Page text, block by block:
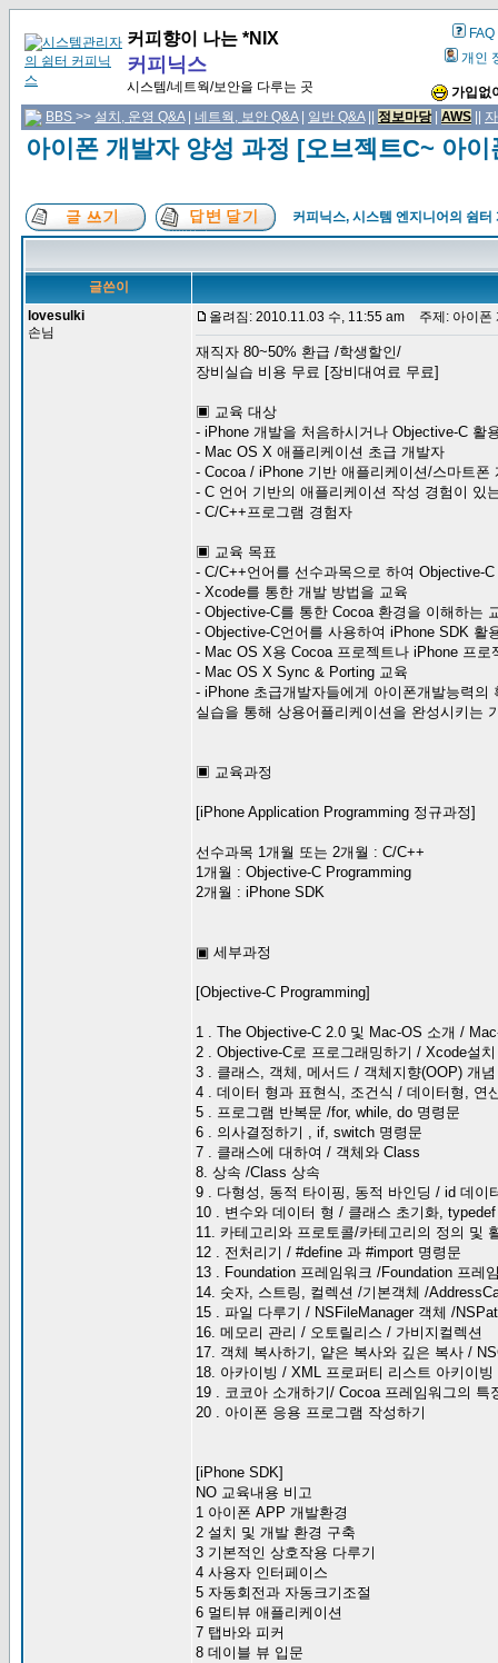
커피향이 나는 *NIX
커피닉스
시스템/네트웍/보안을 다루는 곳
FAQ
개인
가입없
BBS >> 설치, 운영 Q&A| 네트웍, 보안 Q&A| 일반 Q&A|| 정보마당| AWS
아이폰 개발자 양성 과정 [오브젝트C~ 아
커피닉스, 시스템 엔지니어의 쉼터
글쓴이
lovesulki
손님
올려짐: 2010.11.03 수, 11:55 am 주제: 아이폰
재직자 80~50% 환급 /학생할인/
장비실습 비용 무료 [장비대여료 무료]
▣ 교육 대상
- iPhone 개발을 처음하시거나 Objective-C 활
- Mac OS X 애플리케이션 초급 개발자
- Cocoa / iPhone 기반 애플리케이션/스마트폰
- C 언어 기반의 애플리케이션 작성 경험이 있
- C/C++프로그램 경험자
▣ 교육 목표
- C/C++언어를 선수과목으로 하여 Objective-
- Xcode를 통한 개발 방법을 교육
- Objective-C를 통한 Cocoa 환경을 이해하는
- Objective-C언어를 사용하여 iPhone SDK 활
- Mac OS X용 Cocoa 프로젝트나 iPhone 프로
- Mac OS X Sync & Porting 교육
- iPhone 초급개발자들에게 아이폰개발능력의
실습을 통해 상용어플리케이션을 완성시키는
▣ 교육과정
[iPhone Application Programming 정규과정]
선수과목 1개월 또는 2개월 : C/C++
1개월 : Objective-C Programming
2개월 : iPhone SDK
▣ 세부과정
[Objective-C Programming]
1 . The Objective-C 2.0 및 Mac-OS 소개 /
2 . Objective-C로 프로그래밍하기 / Xcode설치
3 . 클래스, 객체, 메서드 / 객체지향(OOP) 개념
4 . 데이터 형과 표현식, 조건식 / 데이터형, 연
5 . 프로그램 반복문 /for, while, do 명령문
6 . 의사결정하기 , if, switch 명령문
7 . 클래스에 대하여 / 객체와 Class
8. 상속 /Class 상속
9 . 다형성, 동적 타이핑, 동적 바인딩 / id 데이
10 . 변수와 데이터 형 / 클래스 초기화,
11. 카테고리와 프로토콜/카테고리의 정의 및
12 . 전처리기 / #define 과 #import 명령문
13 . Foundation 프레임워크 /Foundation 프레
14. 숫자, 스트링, 컬렉션 /기본객체 /
15 . 파일 다루기 / NSFileManager 객체 /
16. 메모리 관리 / 오토릴리스 / 가비지컬렉션
17. 객체 복사하기, 얕은 복사와 깊은 복사 /
18. 아카이빙 / XML 프로퍼티 리스트 아키이
19 . 코코아 소개하기/ Cocoa 프레임워그의
20 . 아이폰 응용 프로그램 작성하기
[iPhone SDK]
NO 교육내용 비고
1 아이폰 APP 개발환경
2 설치 및 개발 환경 구축
3 기본적인 상호작용 다루기
4 사용자 인터페이스
5 자동회전과 자동크기조절
6 멀티뷰 애플리케이션
7 탭바와 피커
8 데이블 뷰 입문